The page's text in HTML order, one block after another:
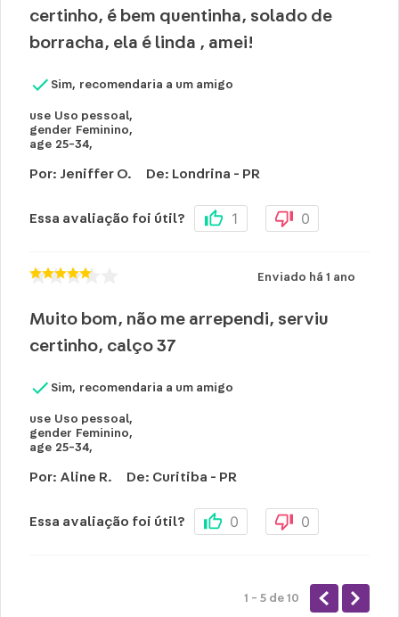
certinho, é bem quentinha, solado de
borracha, ela é linda , amei!
Sim, recomendaria a um amigo
use Uso pessoal,
gender Feminino,
age 25-34,
Por: Jeniffer O. De: Londrina - PR
Essa avaliação foi útil? 1 0
Enviado há 1 ano
Muito bom, não me arrependi, serviu
certinho, calço 37
Sim, recomendaria a um amigo
use Uso pessoal,
gender Feminino,
age 25-34,
Por: Aline R. De: Curitiba - PR
Essa avaliação foi útil? 0 0
1 - 5 de 10